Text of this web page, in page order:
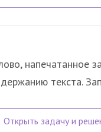
напечатанное
текста.